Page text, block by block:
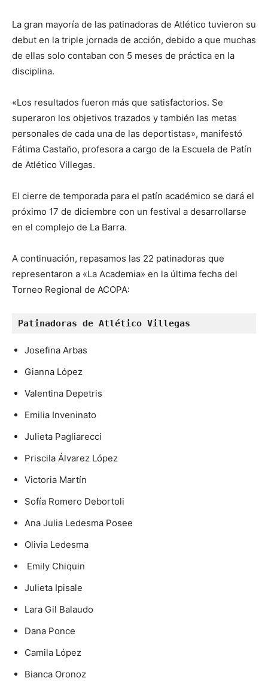
La gran mayoría de las patinadoras de Atlético tuvieron su
debut en la triple jornada de acción, debido a que muchas
de ellas solo contaban con 5 meses de práctica en la
disciplina.
«Los resultados fueron más que satisfactorios. Se
superaron los objetivos trazados y también las metas
personales de cada una de las deportistas», manifestó
Fátima Castaño, profesora a cargo de la Escuela de Patín
de Atlético Villegas.
El cierre de temporada para el patín académico se dará el
próximo 17 de diciembre con un festival a desarrollarse
en el complejo de La Barra.
A continuación, repasamos las 22 patinadoras que
representaron a «La Academia» en la última fecha del
Torneo Regional de ACOPA:
Patinadoras de Atlético Villegas
Josefina Arbas
Gianna López
Valentina Depetris
Emilia Inveninato
Julieta Pagliarecci
Priscila Álvarez López
Victoria Martín
Sofía Romero Debortoli
Ana Julia Ledesma Posee
Olivia Ledesma
Emily Chiquin
Julieta Ipisale
Lara Gil Balaudo
Dana Ponce
Camila López
Bianca Oronoz